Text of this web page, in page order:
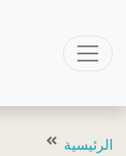
الرئيسية